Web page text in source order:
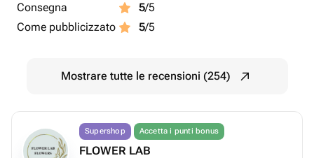
Consegna
5/5
Come pubblicizzato
5/5
Mostrare tutte le recensioni (254)
Supershop Accetta i punti bonus
FLOWER LAB